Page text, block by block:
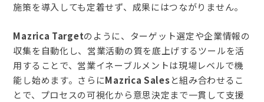
施策を導入しても定着せず、成果にはつながりません。
Mazrica Targetのように、ターゲット選定や企業情報の
収集を自動化し、営業活動の質を底上げするツールを活
用することで、営業イネーブルメントは現場レベルで機
能し始めます。さらにMazrica Salesと組み合わせるこ
とで、プロセスの可視化から意思決定まで一貫して支援